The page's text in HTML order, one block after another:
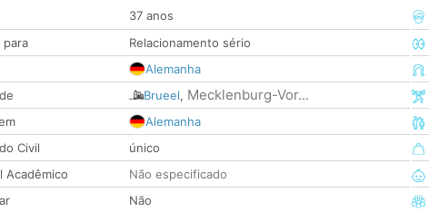
37 anos
para
Relacionamento sério
Alemanha
Brueel, Mecklenburg-Vor...
Alemanha
Civil
único
Acadêmico
Não especificado
Não